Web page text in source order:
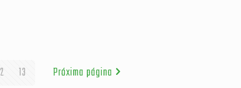
13 Próxima página